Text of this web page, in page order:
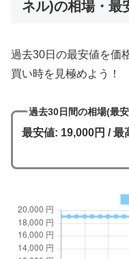
ネル)の相場・最
過去30日の最安値を価
買い時を見極めよう！
過去30日間の相場(最
最安値: 19,000円 / 最